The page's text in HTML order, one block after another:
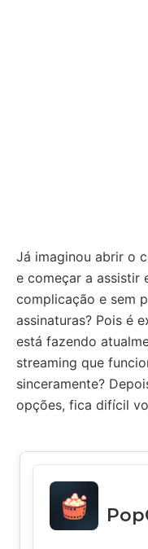
Já imaginou abrir o
e começar a assistir
complicação e sem
assinaturas? Pois é
está fazendo
streaming que
sinceramente?
opções, fica difícil